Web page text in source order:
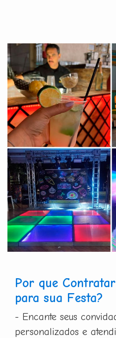
Por que
para sua Festa?
- Encante seus
personalizados e